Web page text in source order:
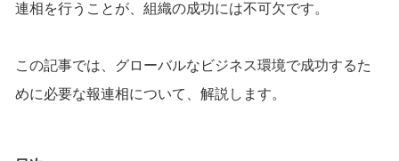
連相を行うことが、組織の成功には不可欠です。
この記事では、グローバルなビジネス環境で成功するた
めに必要な報連相について、解説します。